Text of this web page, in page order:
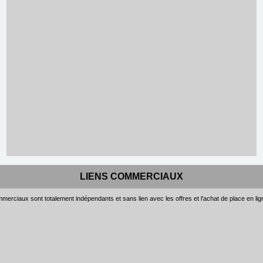
LIENS COMMERCIAUX
sont totalement indépendants et sans lien avec les offres et l'achat de place en